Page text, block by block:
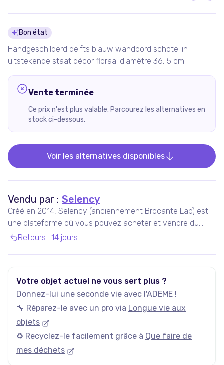
Détails du produit
Bon état
Handgeschilderd delfts blauw wandbord schotel in
uitstekende staat décor floraal diamètre 36, 5 cm.
Vente terminée
Ce prix n'est plus valable. Parcourez les alternatives en
stock ci-dessous.
Voir les alternatives disponibles
Vendu par : Selency
Créé en 2014, Selency (anciennement Brocante Lab) est
une plateforme où vous pouvez acheter et vendre du
mobilier et des décorations uniques de seconde main,
Retours : 14 jours
Votre objet actuel ne vous sert plus ?
Donnez-lui une seconde vie avec l'ADEME !
🔧 Réparez-le avec un pro via Longue vie aux
objets
♻️ Recyclez-le facilement grâce à Que faire de
mes déchets